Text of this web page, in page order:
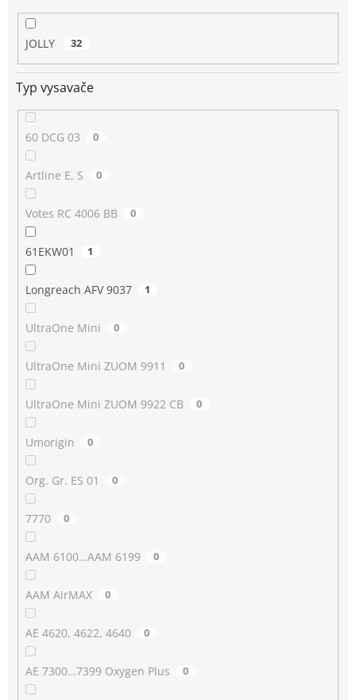
JOLLY 32
Typ vysavače
60 DCG 03 0
Artline E, S 0
Votes RC 4006 BB 0
61EKW01 1
Longreach AFV 9037 1
UltraOne Mini 0
UltraOne Mini ZUOM 9911 0
UltraOne Mini ZUOM 9922 CB 0
Umorigin 0
Org. Gr. ES 01 0
7770 0
AAM 6100…AAM 6199 0
AAM AirMAX 0
AE 4620, 4622, 4640 0
AE 7300…7399 Oxygen Plus 0